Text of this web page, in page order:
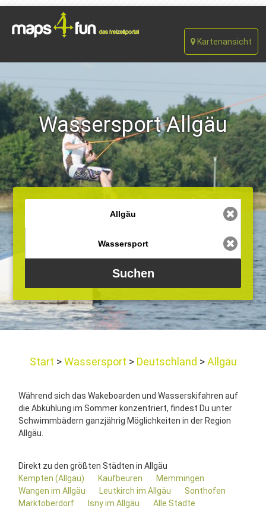
Kartenansicht
Wassersport Allgäu
Start Wassersport Deutschland Allgäu
Während sich das Wakeboarden und Wasserskifahren auf
die Abkühlung im Sommer konzentriert, findest Du unter
Schwimmbädern ganzjährig Möglichkeiten in der Region
Allgäu.
Direkt zu den größten Städten in Allgäu
Kempten (Allgäu)
Kaufbeuren
Memmingen
Wangen im Allgäu
Leutkirch im Allgäu
Sonthofen
Marktoberdorf
Isny im Allgäu Alle Städte